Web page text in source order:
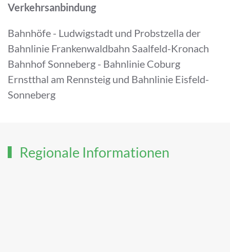
Verkehrsanbindung
Bahnhöfe - Ludwigstadt und Probstzella der
Bahnlinie Frankenwaldbahn Saalfeld-Kronach
Bahnhof Sonneberg - Bahnlinie Coburg
Ernstthal am Rennsteig und Bahnlinie Eisfeld-
Sonneberg
Regionale Informationen